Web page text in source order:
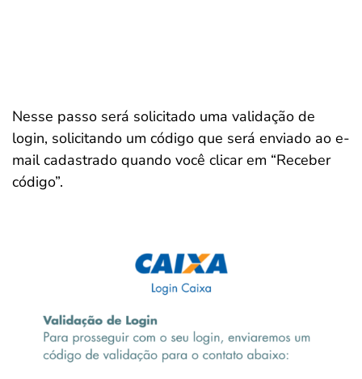
Nesse passo será solicitado uma validação de
login, solicitando um código que será enviado ao e-
mail cadastrado quando você clicar em “Receber
código”.